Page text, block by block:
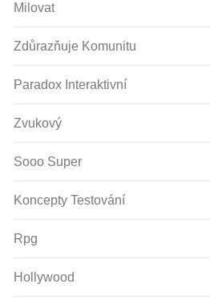
Milovat
Zdůrazňuje Komunitu
Paradox Interaktivní
Zvukový
Sooo Super
Koncepty Testování
Rpg
Hollywood